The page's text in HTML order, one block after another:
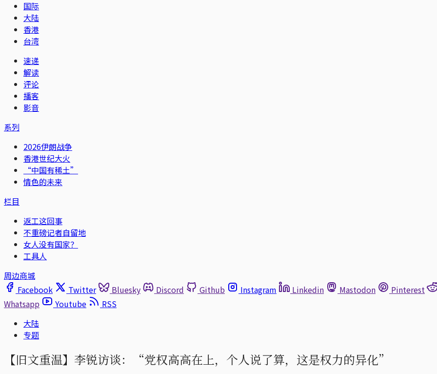
国际
大陆
香港
台湾
速递
解读
评论
播客
影音
系列
2026伊朗战争
香港世纪大火
“中国有稀土”
情色的未来
栏目
返工这回事
不重磅记者自留地
女人没有国家？
工具人
周边商城
Facebook
Twitter Bluesky Discord Github Instagram Linkedin Mastodon
Pinterest
Whatsapp
Youtube
RSS
大陆
专题
【旧文重温】李锐访谈：“党权高高在上，个人说了算，这是权力的异化”